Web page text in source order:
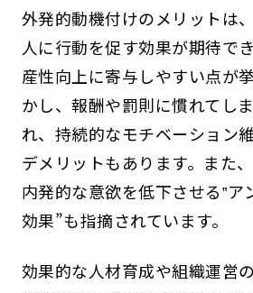
外発的動機付けのメリットは
人に行動を促す効果が期待で
産性向上に寄与しやすい点が
かし、報酬や罰則に慣れてし
れ、持続的なモチベーション
デメリットもあります。また
内発的な意欲を低下させる‟ア
効果”も指摘されています。
効果的な人材育成や組織運営